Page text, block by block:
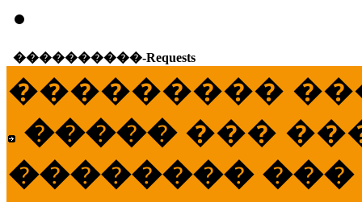
����������-Requests
���������
����� ���
�������� ���